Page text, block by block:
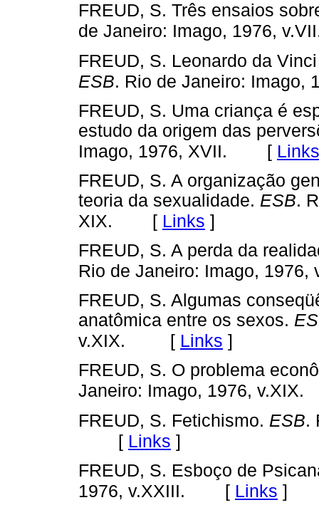
FREUD, S. Três ensaios
de Janeiro: Imago, 1976,
FREUD, S. Leonardo da
ESB. Rio de Janeiro: Imago,
FREUD, S. Uma criança é
estudo da origem das
Imago, 1976, XVII. [ Links
FREUD, S. A organização
teoria da sexualidade. ESB.
XIX. [ Links ]
FREUD, S. A perda da
Rio de Janeiro: Imago, 1976,
FREUD, S. Algumas
anatômica entre os sexos.
v.XIX.
[ Links ]
FREUD, S. O problema
Janeiro: Imago, 1976, v.XIX.
FREUD, S. Fetichismo. ESB.
[ Links ]
FREUD, S. Esboço de
1976, v.XXIII. [ Links ]